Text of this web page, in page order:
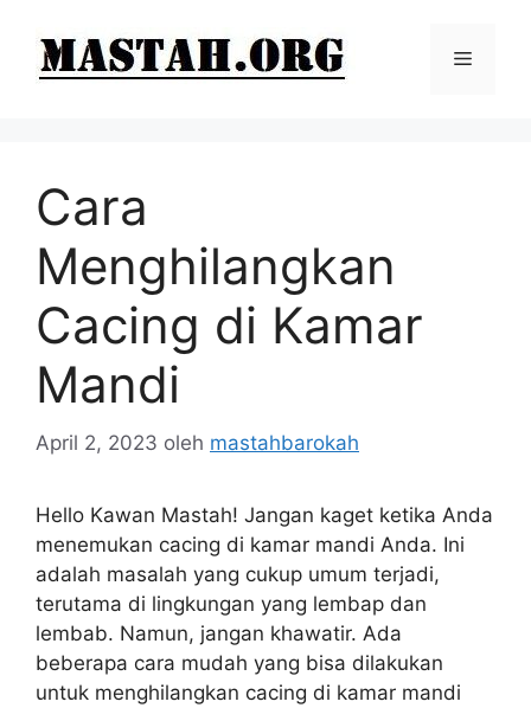
Menu
Cara
Menghilangkan
Cacing di Kamar
Mandi
April 2, 2023 oleh mastahbarokah
Hello Kawan Mastah! Jangan kaget ketika Anda
menemukan cacing di kamar mandi Anda. Ini
adalah masalah yang cukup umum terjadi,
terutama di lingkungan yang lembap dan
lembab. Namun, jangan khawatir. Ada
beberapa cara mudah yang bisa dilakukan
untuk menghilangkan cacing di kamar mandi